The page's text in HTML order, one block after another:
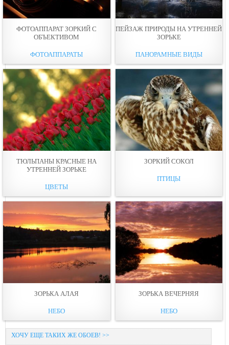
ФОТОАППАРАТ ЗОРКИЙ С
ОБЪЕКТИВОМ
ФОТОАППАРАТЫ
ПЕЙЗАЖ ПРИРОДЫ НА УТРЕННЕЙ
ЗОРЬКЕ
ПАНОРАМНЫЕ ВИДЫ
ТЮЛЬПАНЫ КРАСНЫЕ НА
УТРЕННЕЙ ЗОРЬКЕ
ЦВЕТЫ
ЗОРКИЙ СОКОЛ
ПТИЦЫ
ЗОРЬКА АЛАЯ
НЕБО
ЗОРЬКА ВЕЧЕРНЯЯ
НЕБО
ХОЧУ ЕЩЕ ТАКИХ ЖЕ ОБОЕВ! >>